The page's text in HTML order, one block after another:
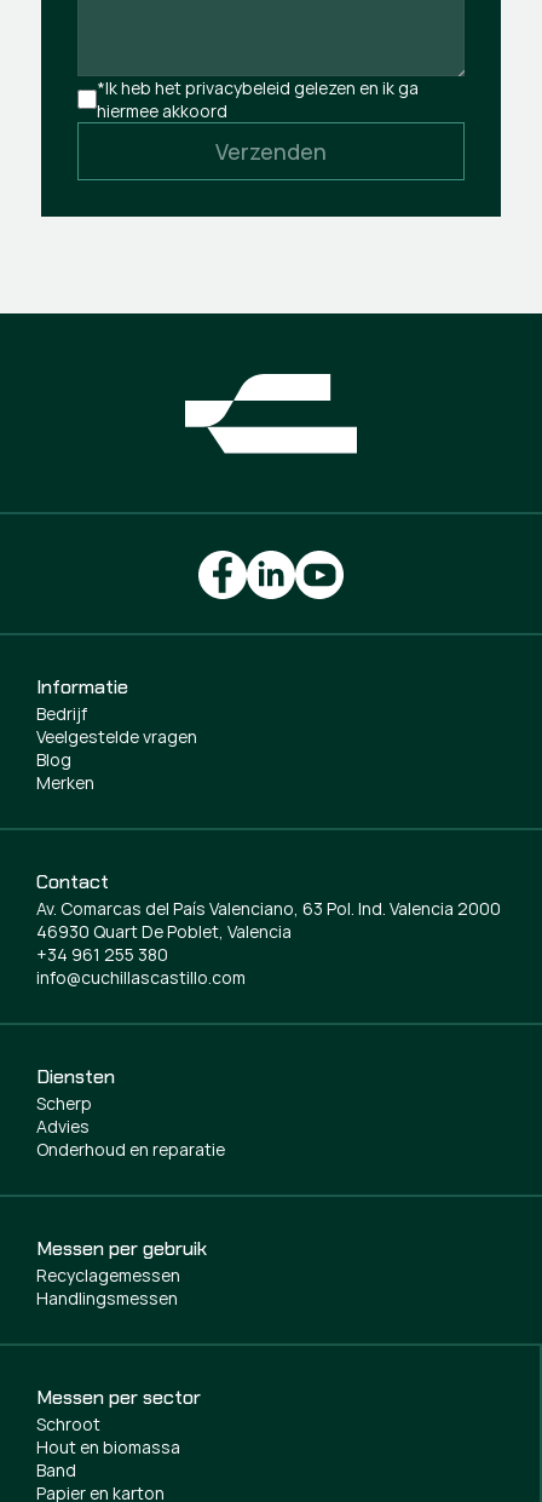
*Ik heb het privacybeleid gelezen en ik ga
hiermee akkoord
Verzenden
Diensten
Scherp
Advies
Onderhoud en reparatie
Messen per gebruik
Recyclagemessen
Handlingsmessen
Messen per sector
Schroot
Hout en biomassa
Band
Papier en karton
Informatie
Bedrijf
Veelgestelde vragen
Blog
Merken
Contact
Av. Comarcas del País Valenciano, 63 Pol. Ind. Valencia 2000
46930 Quart De Poblet, Valencia
+34 961 255 380
info@cuchillascastillo.com